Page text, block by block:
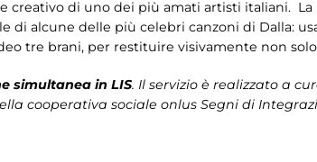
creativo di uno dei più amati artisti italiani.
di alcune delle più celebri canzoni di Dalla:
tre brani, per restituire visivamente non
simultanea in LIS. Il servizio è realizzato a
cooperativa sociale onlus Segni di